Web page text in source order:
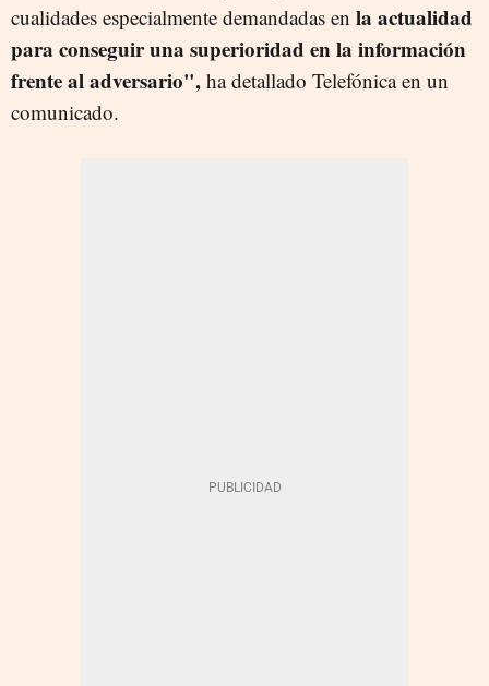
cualidades especialmente demandadas en la actualidad
para conseguir una superioridad en la información
frente al adversario", ha detallado Telefónica en un
comunicado.